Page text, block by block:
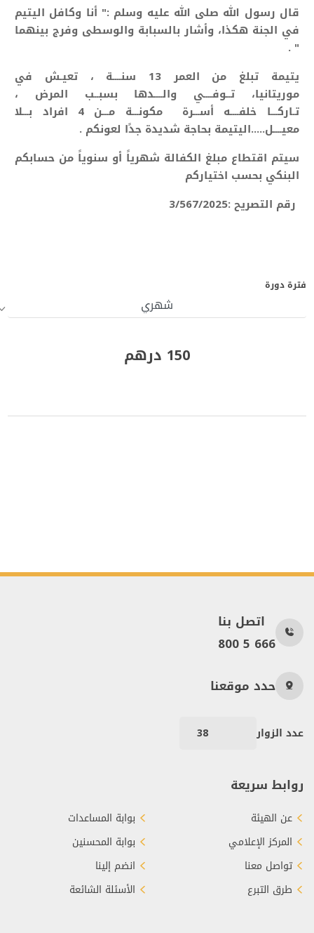
قال رسول الله صلى الله عليه وسلم :" أنا وكافل اليتيم
في الجنة هكذا، وأشار بالسبابة والوسطى وفرج بينهما
" .
يتيمة تبلغ من العمر 13 سنــــة ، تعيـش في
موريتانيا، تــوفــــي والــــدها بسبــب المرض ،
تـاركـــا
خلفــــه أســـرة مكونـــة مـــن 4 افراد بـــلا
معيــــل.....اليتيمة بحاجة شديدة جدًا لعونكم .
سيتم اقتطاع مبلغ الكفالة شهرياً أو سنوياً من حسابكم
البنكي بحسب اختياركم
رقم التصريح :3/567/2025
فترة دورة
150 درهم
اتصل بنا
800 5 666
حدد موقعنا
عدد الزوار 38
روابط سريعة
عن الهيئة
المركز الإعلامي
تواصل معنا
طرق التبرع
بوابة المساعدات
بوابة المحسنين
انضم إلينا
الأسئلة الشائعة